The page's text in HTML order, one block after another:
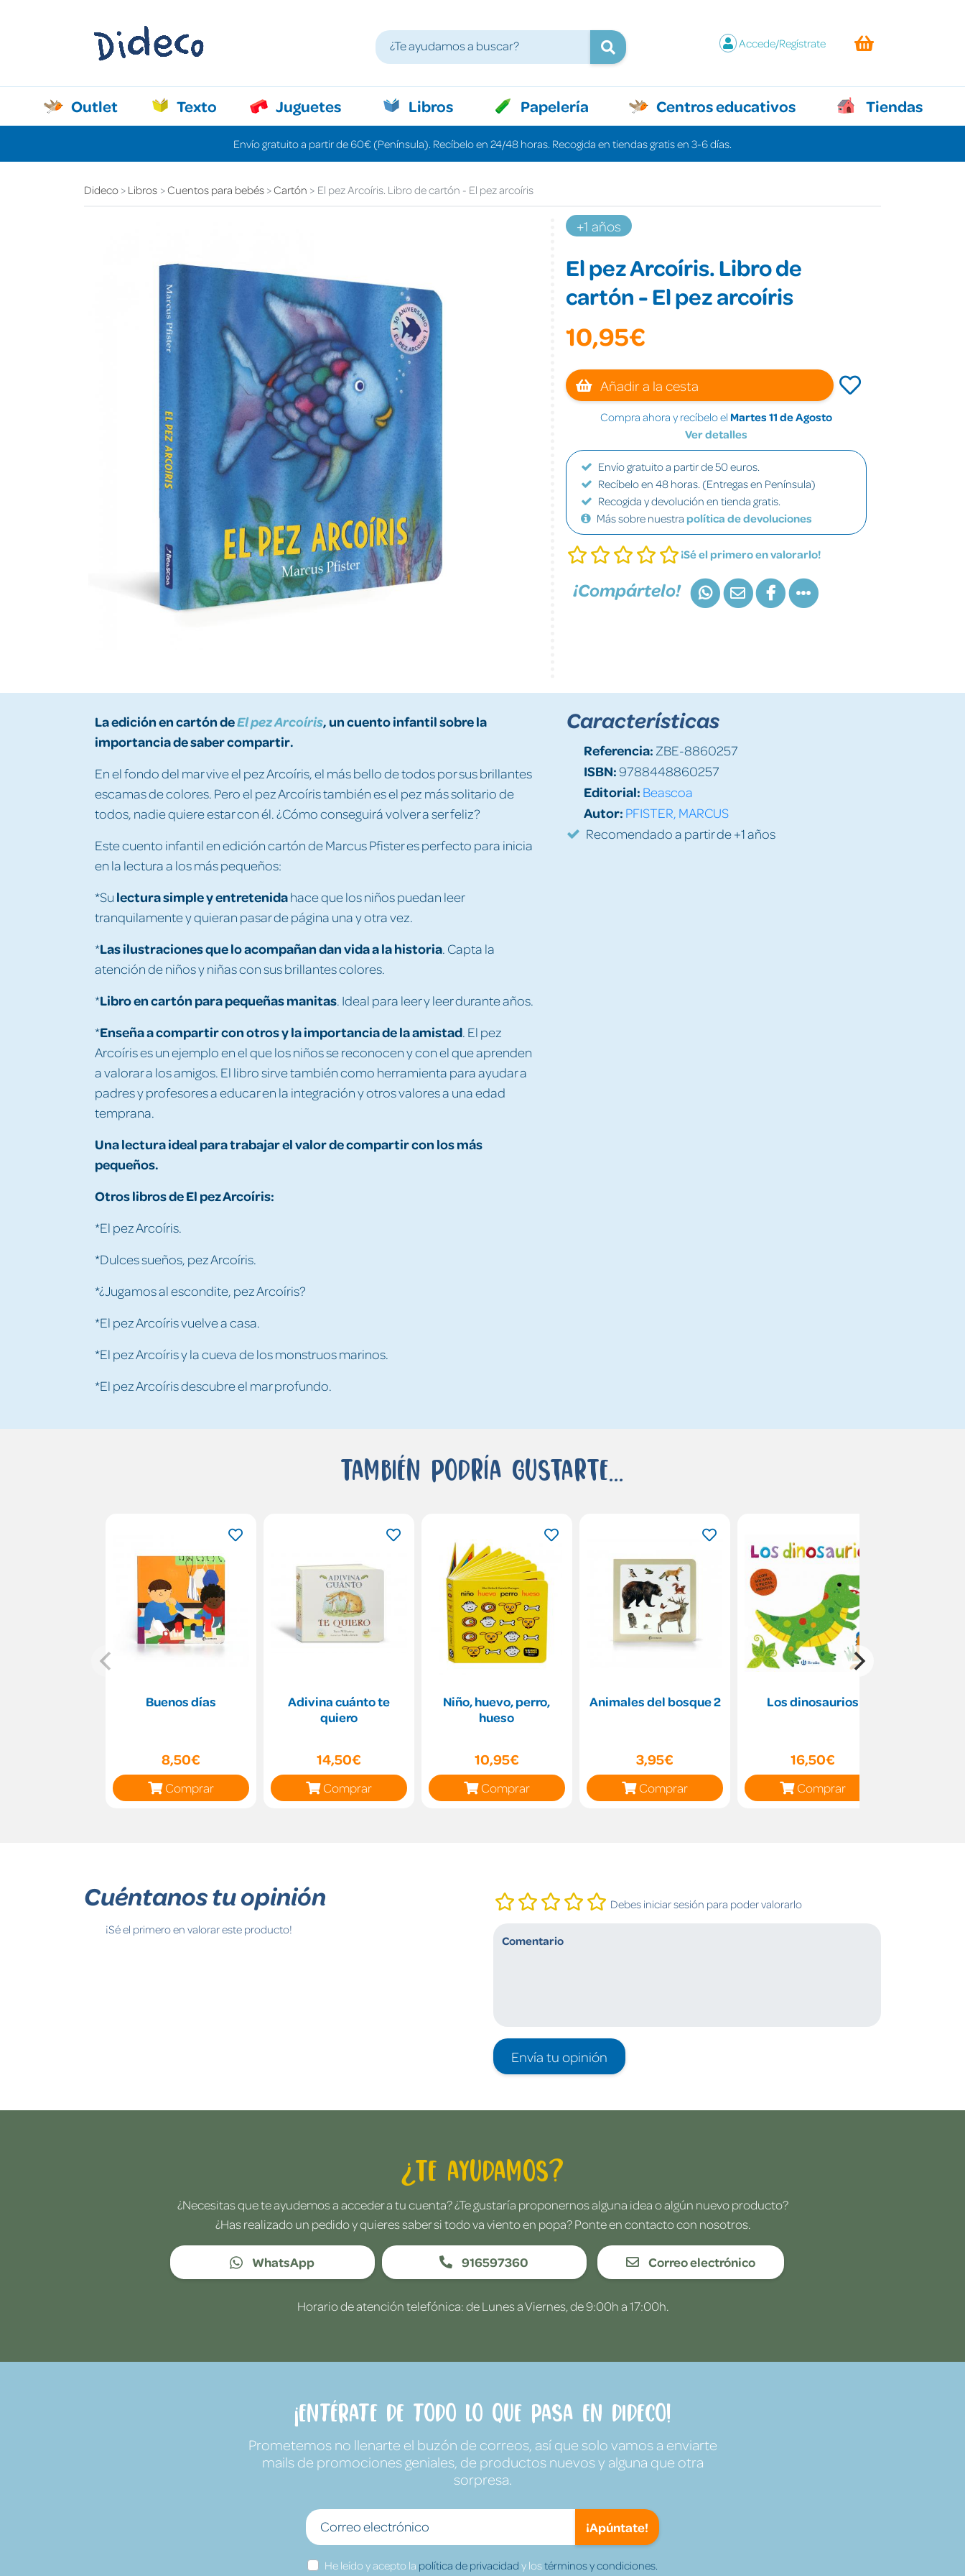
Accede/Regístrate
Outlet Texto Juguetes Libros Papelería Centros educativos Tiendas
Envío gratuito a partir de 60€ (Península). Recíbelo en 24/48 horas. Recogida en tiendas gratis en 3-6 días.
Dideco Libros Cuentos para bebés Cartón El pez Arcoíris. Libro de cartón - El pez arcoíris
+1 años
El pez Arcoíris. Libro de
cartón - El pez arcoíris
10,95€
Añadir a la cesta
Compra ahora y recíbelo el Martes 11 de Agosto
Ver detalles
Envío gratuito a partir de 50 euros.
Recíbelo en 48 horas. (Entregas en Península)
Recogida y devolución en tienda gratis.
Más sobre nuestra política de devoluciones
¡Sé el primero en valorarlo!
¡Compártelo!
La edición en cartón deEl pez Arcoíris, un cuento infantil sobre la
importancia de saber compartir.
En el fondo del mar vive el pez Arcoíris, el más bello de todos por sus brillantes
escamas de colores. Pero el pez Arcoíris también es el pez más solitario de
todos, nadie quiere estar con él. ¿Cómo conseguirá volver a ser feliz?
Este cuento infantil en edición cartón de Marcus Pfister es perfecto para inicia
en la lectura a los más pequeños:
*Su lectura simple y entretenidahace que los niños puedan leer
tranquilamente y quieran pasar de página una y otra vez.
*Las ilustraciones que lo acompañan dan vida a la historia. Capta la
atención de niños y niñas con sus brillantes colores.
*Libro en cartón para pequeñas manitas. Ideal para leer y leer durante años.
*Enseña a compartir con otros y la importancia de la amistad. El pez
Arcoíris es un ejemplo en el que los niños se reconocen y con el que aprenden
a valorar a los amigos. El libro sirve también como herramienta para ayudar a
padres y profesores a educar en la integración y otros valores a una edad
temprana.
Una lectura ideal para trabajar el valor de compartir con los más
pequeños.
Otros libros de El pez Arcoíris:
*El pez Arcoíris.
*Dulces sueños, pez Arcoíris.
*¿Jugamos al escondite, pez Arcoíris?
*El pez Arcoíris vuelve a casa.
*El pez Arcoíris y la cueva de los monstruos marinos.
*El pez Arcoíris descubre el mar profundo.
Características
Referencia: ZBE-8860257
ISBN:9788448860257
Editorial: Beascoa
Autor: PFISTER, MARCUS
Recomendado a partir de +1 años
También podría gustarte...
Buenos días
8,50€
Comprar
Adivina cuánto te
quiero
14,50€
Comprar
Niño, huevo, perro,
hueso
10,95€
Comprar
Animales del bosque 2
3,95€
Comprar
Los dinosaurios
16,50€
Comprar
Cuéntanos tu opinión
¡Sé el primero en valorar este producto!
Debes iniciar sesión para poder valorarlo
Envía tu opinión
¿Te ayudamos?
¿Necesitas que te ayudemos a acceder a tu cuenta? ¿Te gustaría proponernos alguna idea o algún nuevo producto?
¿Has realizado un pedido y quieres saber si todo va viento en popa? Ponte en contacto con nosotros.
WhatsApp 916597360 Correo electrónico
Horario de atención telefónica: de Lunes a Viernes, de 9:00h a 17:00h.
¡Entérate de todo lo que pasa en Dideco!
Prometemos no llenarte el buzón de correos, así que solo vamos a enviarte
mails de promociones geniales, de productos nuevos y alguna que otra
sorpresa.
¡Apúntate!
He leído y acepto la política de privacidad y lostérminos y condiciones.